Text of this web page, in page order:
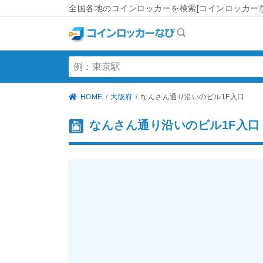
全国各地のコインロッカーを検索[コインロッカー
HOME 大阪府 なんさん通り沿いのビル1F入口
なんさん通り沿いのビル1F入口